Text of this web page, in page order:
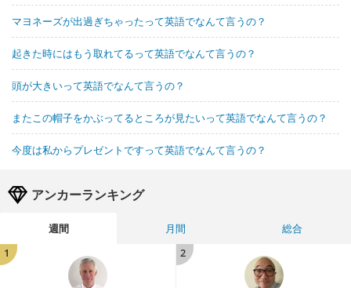
マヨネーズが出過ぎちゃったって英語でなんて言うの？
起きた時にはもう取れてるって英語でなんて言うの？
頭が大きいって英語でなんて言うの？
またこの帽子をかぶってるところが見たいって英語でなんて言うの？
今度は私からプレゼントですって英語でなんて言うの？
アンカーランキング
週間 月間
総合
1
2